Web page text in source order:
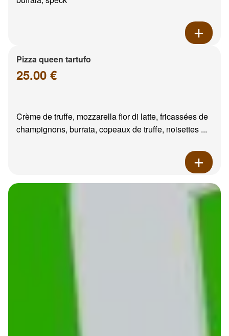
Pizza queen tartufo
25.00 €
Crème de truffe, mozzarella fior di latte, fricassées de
champignons, burrata, copeaux de truffe, noisettes ...